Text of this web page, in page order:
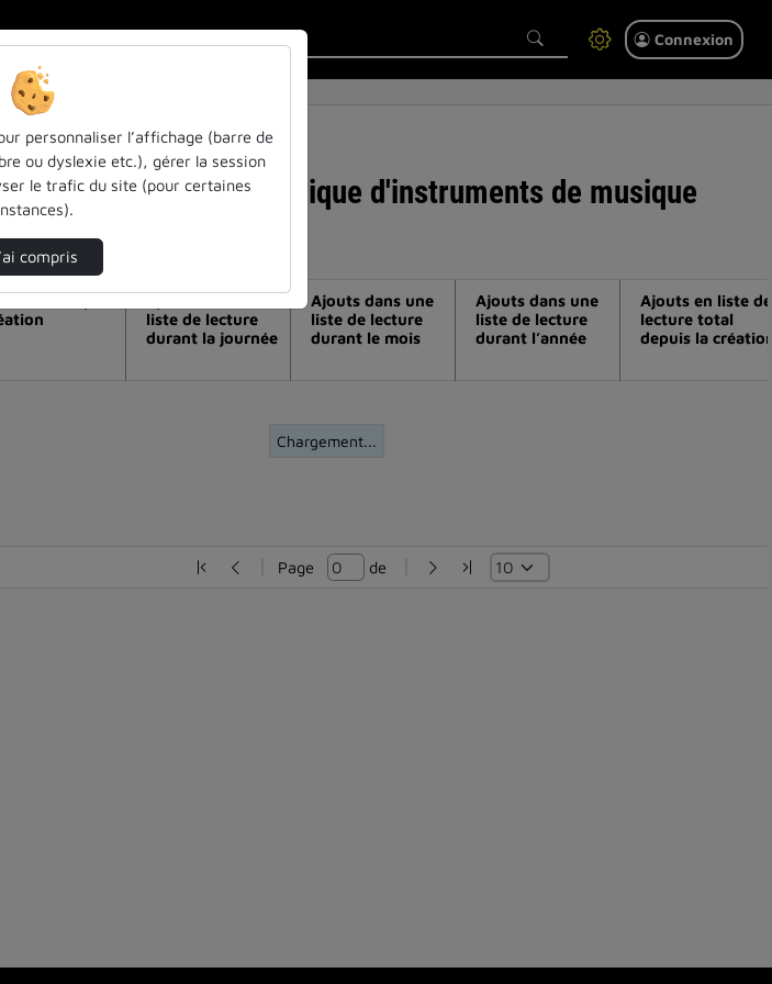
Connexion
et simulation numérique d'instruments de musique
Chargement...
liste de lecture
durant la journée
Ajouts dans une
liste de lecture
durant le mois
Ajouts dans une
liste de lecture
durant l’année
Ajouts en liste de
lecture total
depuis la
Page de
personnaliser l’affichage (barre de
ou dyslexie etc.), gérer la session
le trafic du site (pour certaines
compris